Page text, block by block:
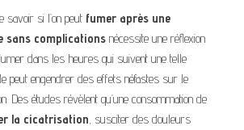
savoir si l’on peut fumer après une
sans complications nécessite une réflexion
dans les heures qui suivent une telle
peut engendrer des effets néfastes sur le
Des études révèlent qu’une consommation de
la cicatrisation, susciter des douleurs